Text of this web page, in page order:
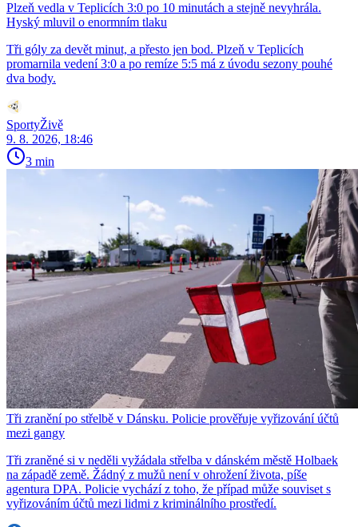
Plzeň vedla v Teplicích 3:0 po 10 minutách a stejně nevyhrála.
Hyský mluvil o enormním tlaku
Tři góly za devět minut, a přesto jen bod. Plzeň v Teplicích
promarnila vedení 3:0 a po remíze 5:5 má z úvodu sezony pouhé
dva body.
SportyŽivě
9. 8. 2026, 18:46
3 min
Tři zranění po střelbě v Dánsku. Policie prověřuje vyřizování účtů
mezi gangy
Tři zraněné si v neděli vyžádala střelba v dánském městě Holbaek
na západě země. Žádný z mužů není v ohrožení života, píše
agentura DPA. Policie vychází z toho, že případ může souviset s
vyřizováním účtů mezi lidmi z kriminálního prostředí.